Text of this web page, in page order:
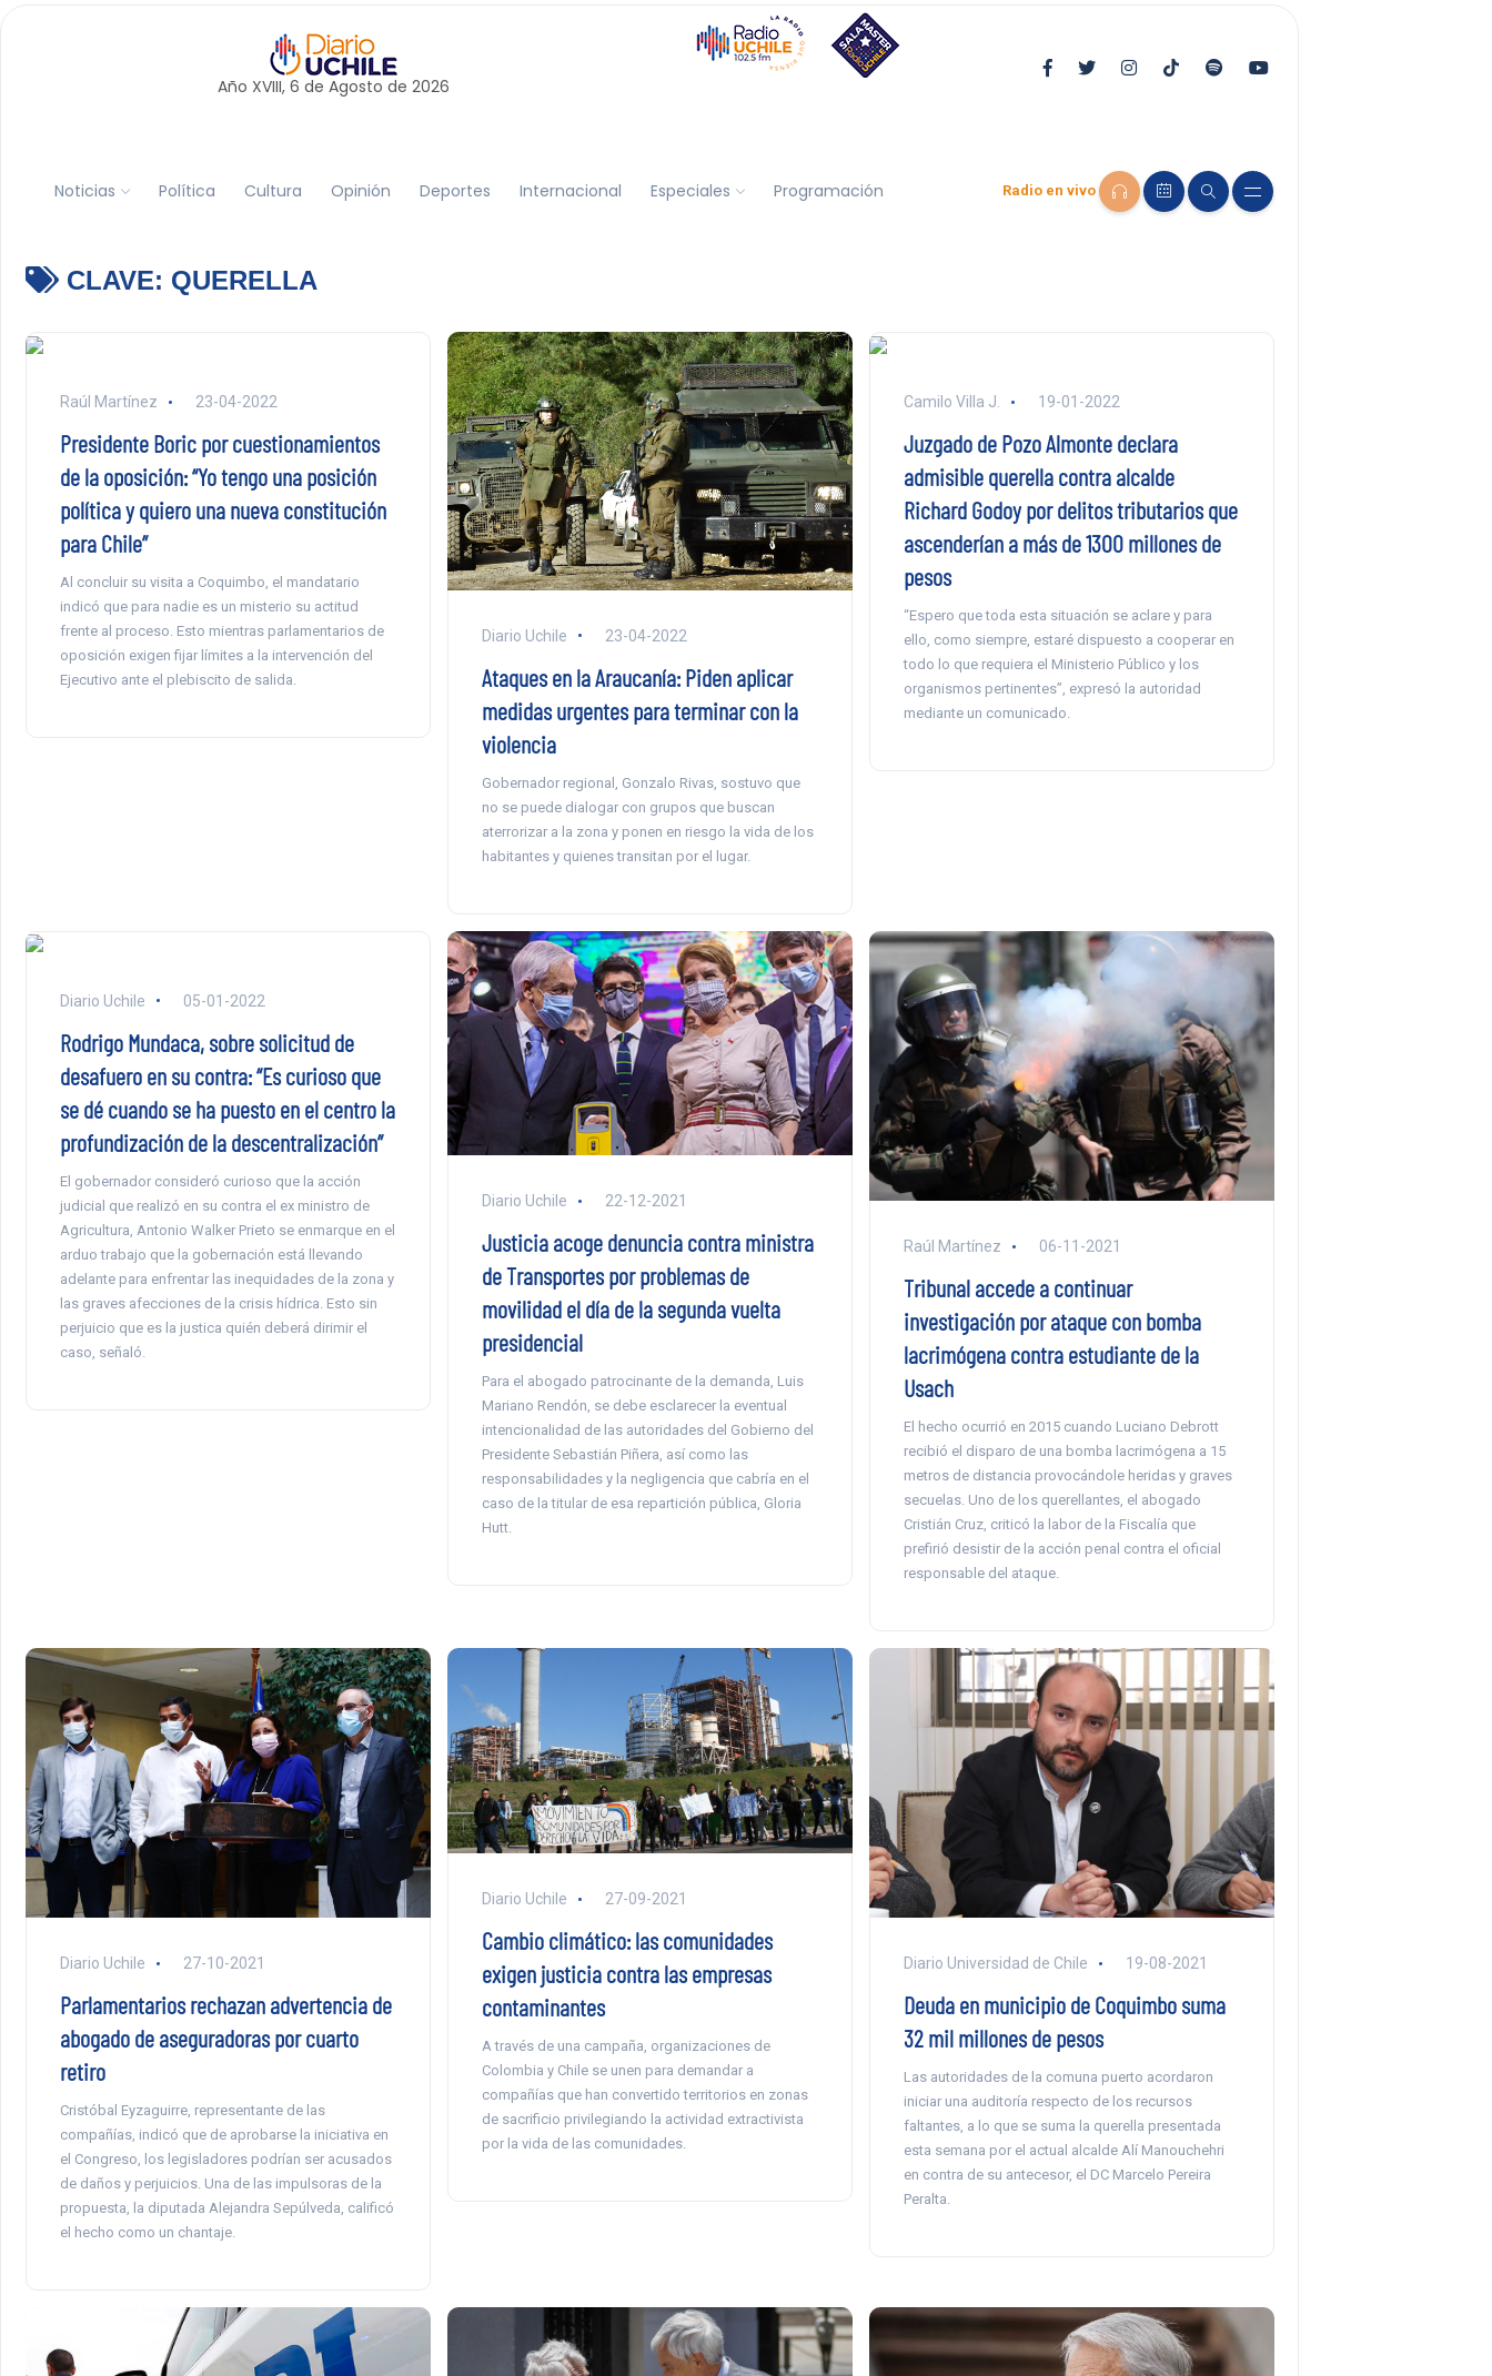
Año XVIII, 6 de Agosto de 2026
Noticias Política Cultura Opinión Deportes Internacional Especiales Programación Radio en vivo
CLAVE: QUERELLA
Raúl Martínez 23-04-2022
Presidente Boric por cuestionamientos
de la oposición: “Yo tengo una posición
política y quiero una nueva constitución
para Chile”
Al concluir su visita a Coquimbo, el mandatario
indicó que para nadie es un misterio su actitud
frente al proceso. Esto mientras parlamentarios de
oposición exigen fijar límites a la intervención del
Ejecutivo ante el plebiscito de salida.
Diario Uchile 23-04-2022
Ataques en la Araucanía: Piden aplicar
medidas urgentes para terminar con la
violencia
Gobernador regional, Gonzalo Rivas, sostuvo que
no se puede dialogar con grupos que buscan
aterrorizar a la zona y ponen en riesgo la vida de los
habitantes y quienes transitan por el lugar.
Camilo Villa J. 19-01-2022
Juzgado de Pozo Almonte declara
admisible querella contra alcalde
Richard Godoy por delitos tributarios que
ascenderían a más de 1300 millones de
pesos
“Espero que toda esta situación se aclare y para
ello, como siempre, estaré dispuesto a cooperar en
todo lo que requiera el Ministerio Público y los
organismos pertinentes”, expresó la autoridad
mediante un comunicado.
Diario Uchile 05-01-2022
Rodrigo Mundaca, sobre solicitud de
desafuero en su contra: “Es curioso que
se dé cuando se ha puesto en el centro la
profundización de la descentralización”
El gobernador consideró curioso que la acción
judicial que realizó en su contra el ex ministro de
Agricultura, Antonio Walker Prieto se enmarque en el
arduo trabajo que la gobernación está llevando
adelante para enfrentar las inequidades de la zona y
las graves afecciones de la crisis hídrica. Esto sin
perjuicio que es la justica quién deberá dirimir el
caso, señaló.
Diario Uchile 22-12-2021
Justicia acoge denuncia contra ministra
de Transportes por problemas de
movilidad el día de la segunda vuelta
presidencial
Para el abogado patrocinante de la demanda, Luis
Mariano Rendón, se debe esclarecer la eventual
intencionalidad de las autoridades del Gobierno del
Presidente Sebastián Piñera, así como las
responsabilidades y la negligencia que cabría en el
caso de la titular de esa repartición pública, Gloria
Hutt.
Raúl Martínez 06-11-2021
Tribunal accede a continuar
investigación por ataque con bomba
lacrimógena contra estudiante de la
Usach
El hecho ocurrió en 2015 cuando Luciano Debrott
recibió el disparo de una bomba lacrimógena a 15
metros de distancia provocándole heridas y graves
secuelas. Uno de los querellantes, el abogado
Cristián Cruz, criticó la labor de la Fiscalía que
prefirió desistir de la acción penal contra el oficial
responsable del ataque.
Diario Uchile 27-10-2021
Parlamentarios rechazan advertencia de
abogado de aseguradoras por cuarto
retiro
Cristóbal Eyzaguirre, representante de las
compañías, indicó que de aprobarse la iniciativa en
el Congreso, los legisladores podrían ser acusados
de daños y perjuicios. Una de las impulsoras de la
propuesta, la diputada Alejandra Sepúlveda, calificó
el hecho como un chantaje.
Diario Uchile 27-09-2021
Cambio climático: las comunidades
exigen justicia contra las empresas
contaminantes
A través de una campaña, organizaciones de
Colombia y Chile se unen para demandar a
compañías que han convertido territorios en zonas
de sacrificio privilegiando la actividad extractivista
por la vida de las comunidades.
Diario Universidad de Chile 19-08-2021
Deuda en municipio de Coquimbo suma
32 mil millones de pesos
Las autoridades de la comuna puerto acordaron
iniciar una auditoría respecto de los recursos
faltantes, a lo que se suma la querella presentada
esta semana por el actual alcalde Alí Manouchehri
en contra de su antecesor, el DC Marcelo Pereira
Peralta.